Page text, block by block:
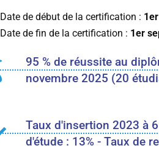
Date de début de la certification :
Date de fin de la certification : 1er
95 % de réussite au
novembre 2025 (20
Taux d'insertion 2023 à
d'étude : 13% - Taux de